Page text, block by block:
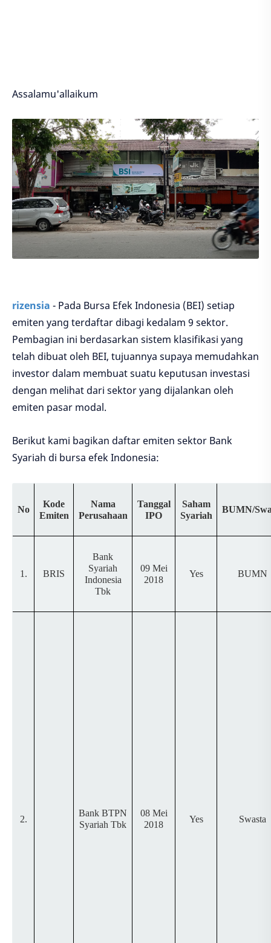
Assalamu'allaikum
rizensia - Pada Bursa Efek Indonesia (BEI) setiap
emiten yang terdaftar dibagi kedalam 9 sektor.
Pembagian ini berdasarkan sistem klasifikasi yang
telah dibuat oleh BEI, tujuannya supaya memudahkan
investor dalam membuat suatu keputusan investasi
dengan melihat dari sektor yang dijalankan oleh
emiten pasar modal.
Berikut kami bagikan daftar emiten sektor Bank
Syariah di bursa efek Indonesia:
No
Kode
Emiten
Nama
Perusahaan
Tanggal
IPO
Saham
Syariah
BUMN/
1. BRIS
Bank
Syariah
Indonesia
Tbk
09 Mei
2018
Yes BUMN
2.
Bank BTPN
Syariah Tbk
08 Mei
2018
Yes Swasta